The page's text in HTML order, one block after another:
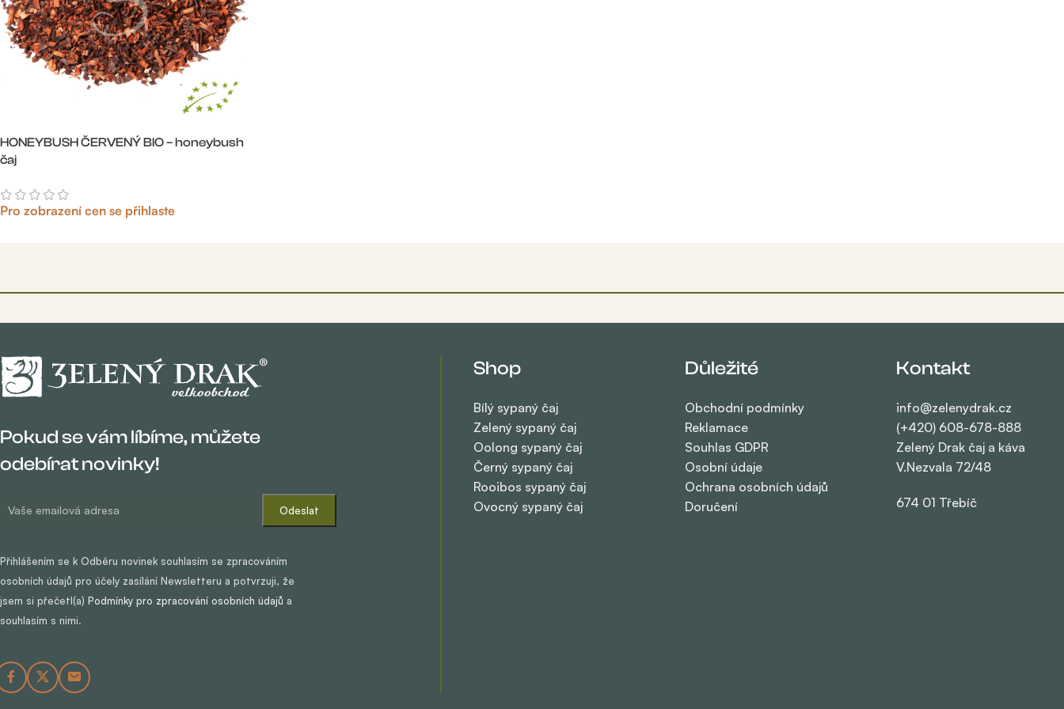
HONEYBUSH ČERVENÝ BIO – honeybush
čaj
Pro zobrazení cen se přihlaste
Pokud se vám líbíme, můžete
odebírat novinky!
Přihlášením se k Odběru novinek souhlasím se zpracováním
osobních údajů pro účely zasílání Newsletteru a potvrzuji, že
jsem si přečetl(a) Podmínky pro zpracování osobních údajů a
souhlasím s nimi.
Shop
Bílý sypaný čaj
Zelený sypaný čaj
Oolong sypaný čaj
Černý sypaný čaj
Rooibos sypaný čaj
Ovocný sypaný čaj
Důležité
Obchodní podmínky
Reklamace
Souhlas GDPR
Osobní údaje
Ochrana osobních údajů
Doručení
Kontakt
info@zelenydrak.cz
(+420) 608-678-888
Zelený Drak čaj a káva
V.Nezvala 72/48
674 01 Třebíč